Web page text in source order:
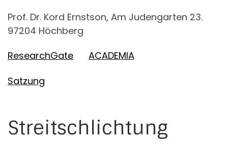
Prof. Dr. Kord Ernstson, Am Judengarten 23.
97204 Höchberg
ResearchGate
ACADEMIA
Satzung
Streitschlichtung